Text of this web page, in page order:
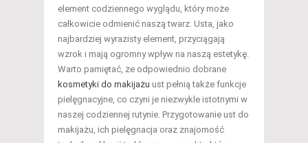
element codziennego wyglądu, który może
całkowicie odmienić naszą twarz. Usta, jako
najbardziej wyrazisty element, przyciągają
wzrok i mają ogromny wpływ na naszą estetykę.
Warto pamiętać, że odpowiednio dobrane
kosmetyki do makijażu ust pełnią także funkcje
pielęgnacyjne, co czyni je niezwykle istotnymi w
naszej codziennej rutynie. Przygotowanie ust do
makijażu, ich pielęgnacja oraz znajomość